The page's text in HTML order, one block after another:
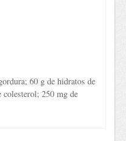
60 g de hidratos de
colesterol; 250 mg de